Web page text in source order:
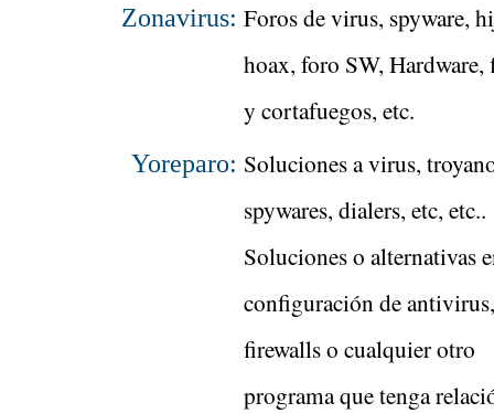
Zonavirus: Foros de virus, spyware,
hoax, foro SW, Hardware,
y cortafuegos, etc.
Yoreparo: Soluciones a virus,
spywares, dialers, etc, etc..
Soluciones o alternativas
configuración de antivirus,
firewalls o cualquier otro
programa que tenga